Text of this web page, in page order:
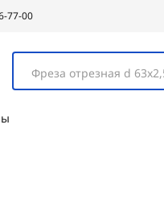
77-00
Фреза отрезная d